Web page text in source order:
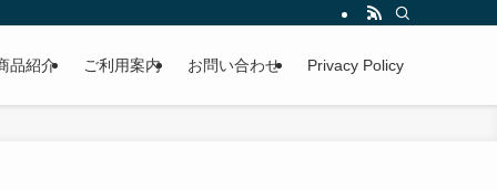
品紹介 ご利用案内 お問い合わせ Privacy Policy